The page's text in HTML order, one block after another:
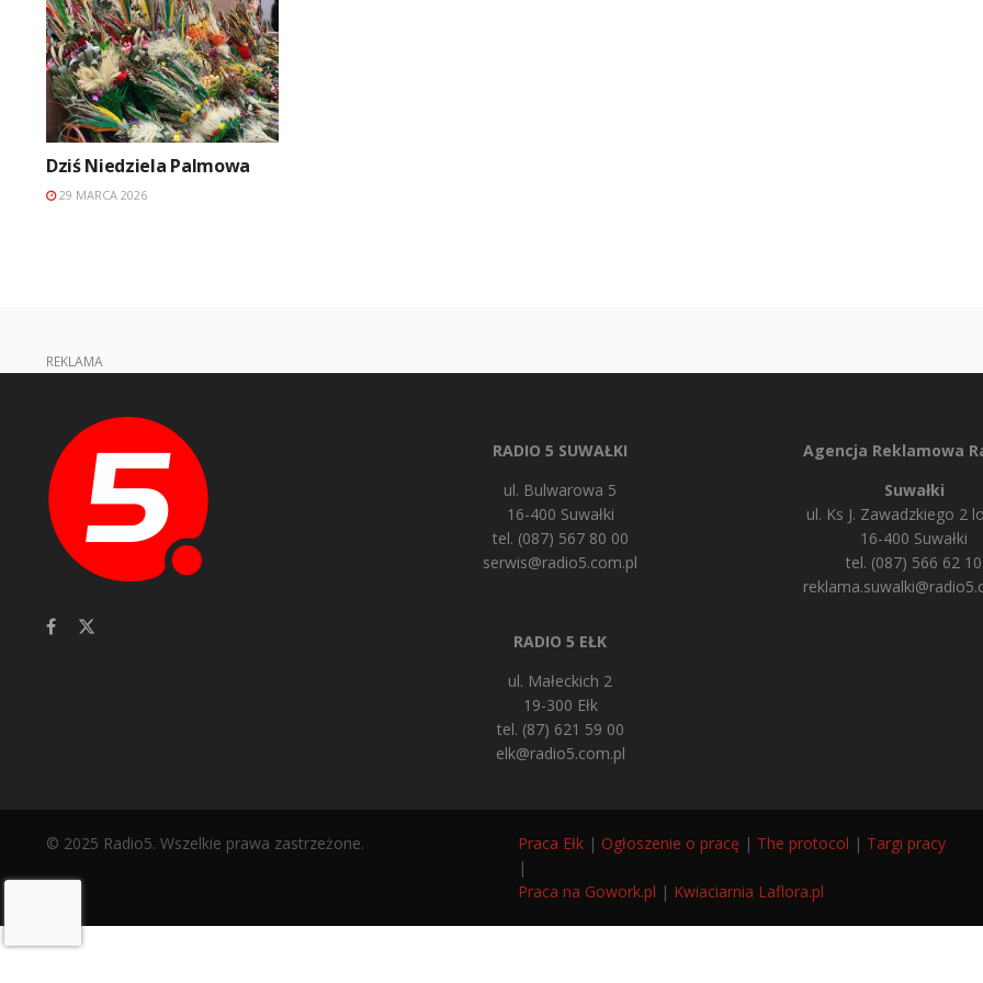
Dziś Niedziela Palmowa
29 MARCA 2026
REKLAMA
RADIO 5 SUWAŁKI
ul. Bulwarowa 5
16-400 Suwałki
tel. (087) 567 80 00
serwis@radio5.com.pl
RADIO 5 EŁK
ul. Małeckich 2
19-300 Ełk
tel. (87) 621 59 00
elk@radio5.com.pl
Agencja Reklamowa
Suwałki
ul. Ks J. Zawadzkiego 2
16-400 Suwałki
tel. (087) 566 62 10
© 2025 Radio5. Wszelkie prawa zastrzeżone. Praca Ełk | Ogłoszenie o pracę | The protocol | Targi pracy
|
Praca na Gowork.pl | Kwiaciarnia Laflora.pl